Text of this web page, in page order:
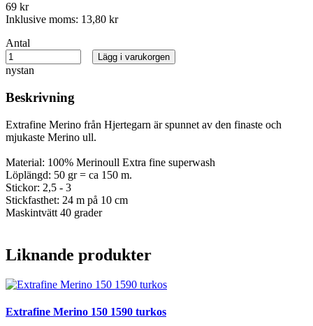
69 kr
Inklusive moms: 13,80 kr
Antal
nystan
Lägg i varukorgen
Beskrivning
Extrafine Merino från Hjertegarn är spunnet av den finaste och
mjukaste Merino ull.
Material: 100% Merinoull Extra fine superwash
Löplängd: 50 gr = ca 150 m.
Stickor: 2,5 - 3
Stickfasthet: 24 m på 10 cm
Maskintvätt 40 grader
Liknande produkter
Extrafine Merino 150 1590 turkos